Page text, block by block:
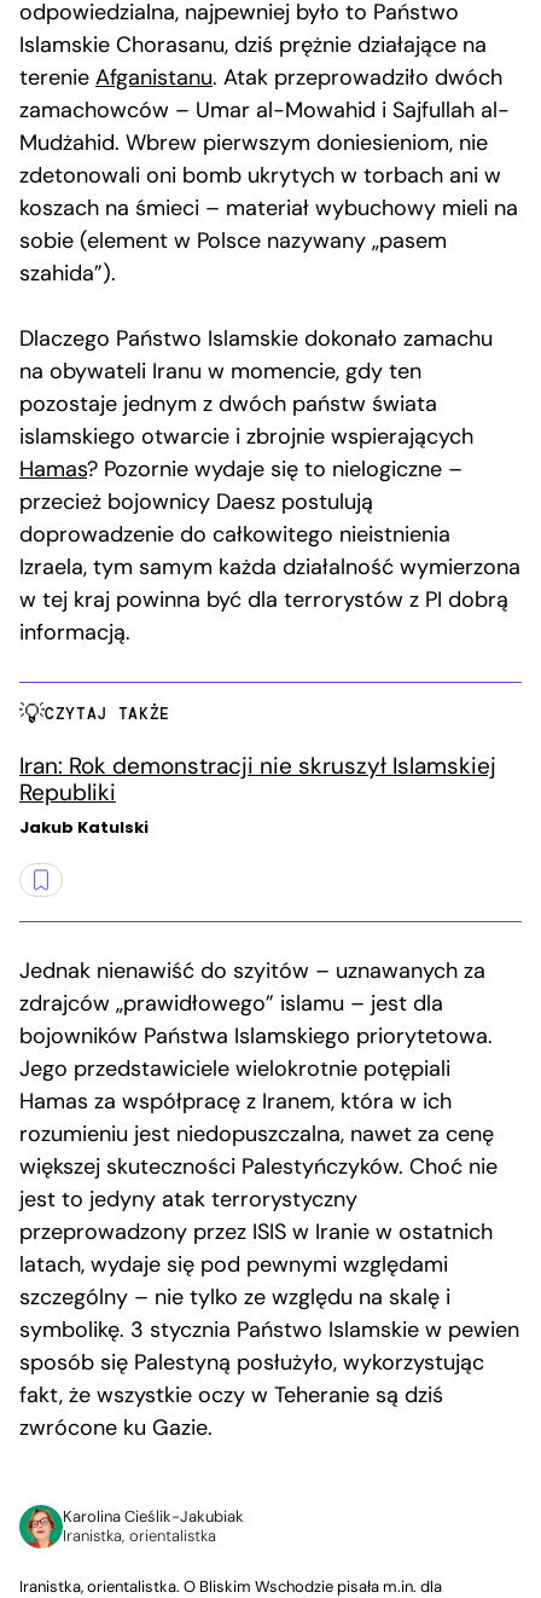
odpowiedzialna, najpewniej było to Państwo
Islamskie Chorasanu, dziś prężnie działające na
terenie Afganistanu. Atak przeprowadziło dwóch
zamachowców – Umar al-Mowahid i Sajfullah al-
Mudżahid. Wbrew pierwszym doniesieniom, nie
zdetonowali oni bomb ukrytych w torbach ani w
koszach na śmieci – materiał wybuchowy mieli na
sobie (element w Polsce nazywany „pasem
szahida”).
Dlaczego Państwo Islamskie dokonało zamachu
na obywateli Iranu w momencie, gdy ten
pozostaje jednym z dwóch państw świata
islamskiego otwarcie i zbrojnie wspierających
Hamas? Pozornie wydaje się to nielogiczne –
przecież bojownicy Daesz postulują
doprowadzenie do całkowitego nieistnienia
Izraela, tym samym każda działalność wymierzona
w tej kraj powinna być dla terrorystów z PI dobrą
informacją.
CZYTAJ TAKŻE
Iran: Rok demonstracji nie skruszył Islamskiej
Republiki
Jakub Katulski
Jednak nienawiść do szyitów – uznawanych za
zdrajców „prawidłowego” islamu – jest dla
bojowników Państwa Islamskiego priorytetowa.
Jego przedstawiciele wielokrotnie potępiali
Hamas za współpracę z Iranem, która w ich
rozumieniu jest niedopuszczalna, nawet za cenę
większej skuteczności Palestyńczyków. Choć nie
jest to jedyny atak terrorystyczny
przeprowadzony przez ISIS w Iranie w ostatnich
latach, wydaje się pod pewnymi względami
szczególny – nie tylko ze względu na skalę i
symbolikę. 3 stycznia Państwo Islamskie w pewien
sposób się Palestyną posłużyło, wykorzystując
fakt, że wszystkie oczy w Teheranie są dziś
zwrócone ku Gazie.
Karolina Cieślik-Jakubiak
Iranistka, orientalistka
Iranistka, orientalistka. O Bliskim Wschodzie pisała m.in. dla